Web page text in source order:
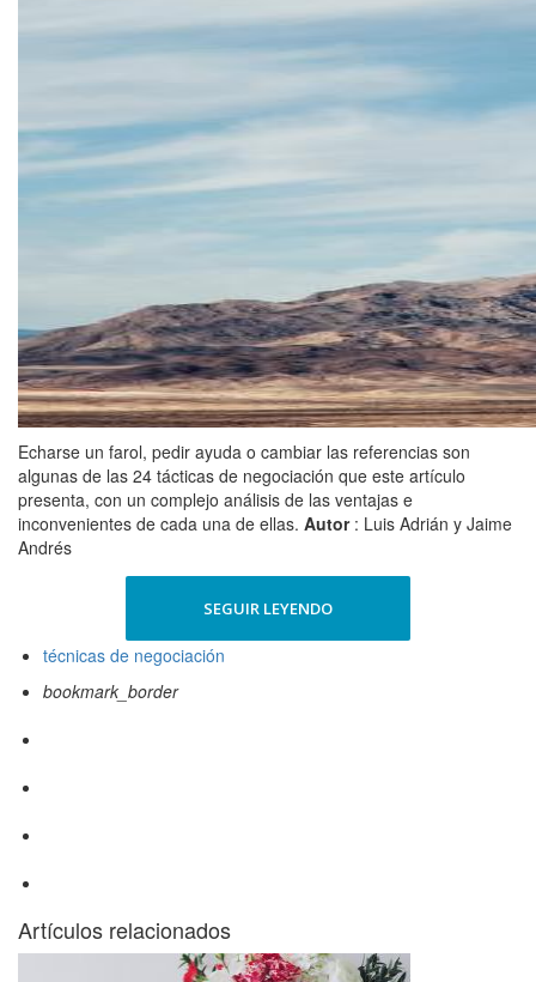
Echarse un farol, pedir ayuda o cambiar las referencias son
algunas de las 24 tácticas de negociación que este artículo
presenta, con un complejo análisis de las ventajas e
inconvenientes de cada una de ellas. Autor : Luis Adrián y Jaime
Andrés
SEGUIR LEYENDO
técnicas de negociación
bookmark_border
Artículos relacionados